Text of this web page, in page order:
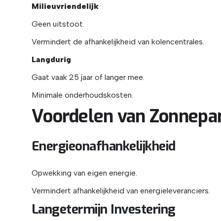
Milieuvriendelijk
Geen uitstoot.
Vermindert de afhankelijkheid van kolencentrales.
Langdurig
Gaat vaak 25 jaar of langer mee.
Minimale onderhoudskosten.
Voordelen van
Energieonafhankelijkheid
Opwekking van eigen energie.
Vermindert afhankelijkheid van energieleveranciers.
Langetermijn Investering